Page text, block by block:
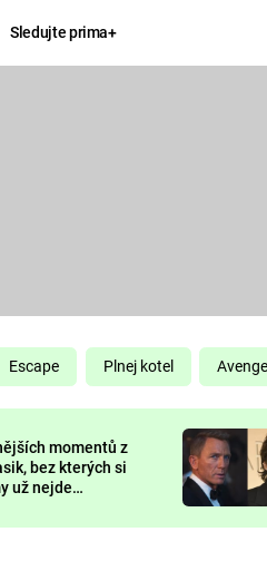
Sledujte prima+
KOMEDIE
CHUCK
NORRIS
DEADPOOL
Escape Plnej kotel
momentů z
bez kterých si
už nejde